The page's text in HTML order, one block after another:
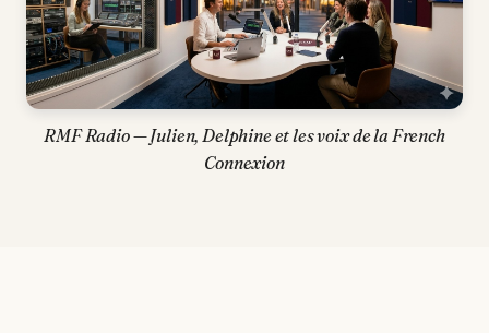
RMF Radio — Julien, Delphine et les voix de la French
Connexion